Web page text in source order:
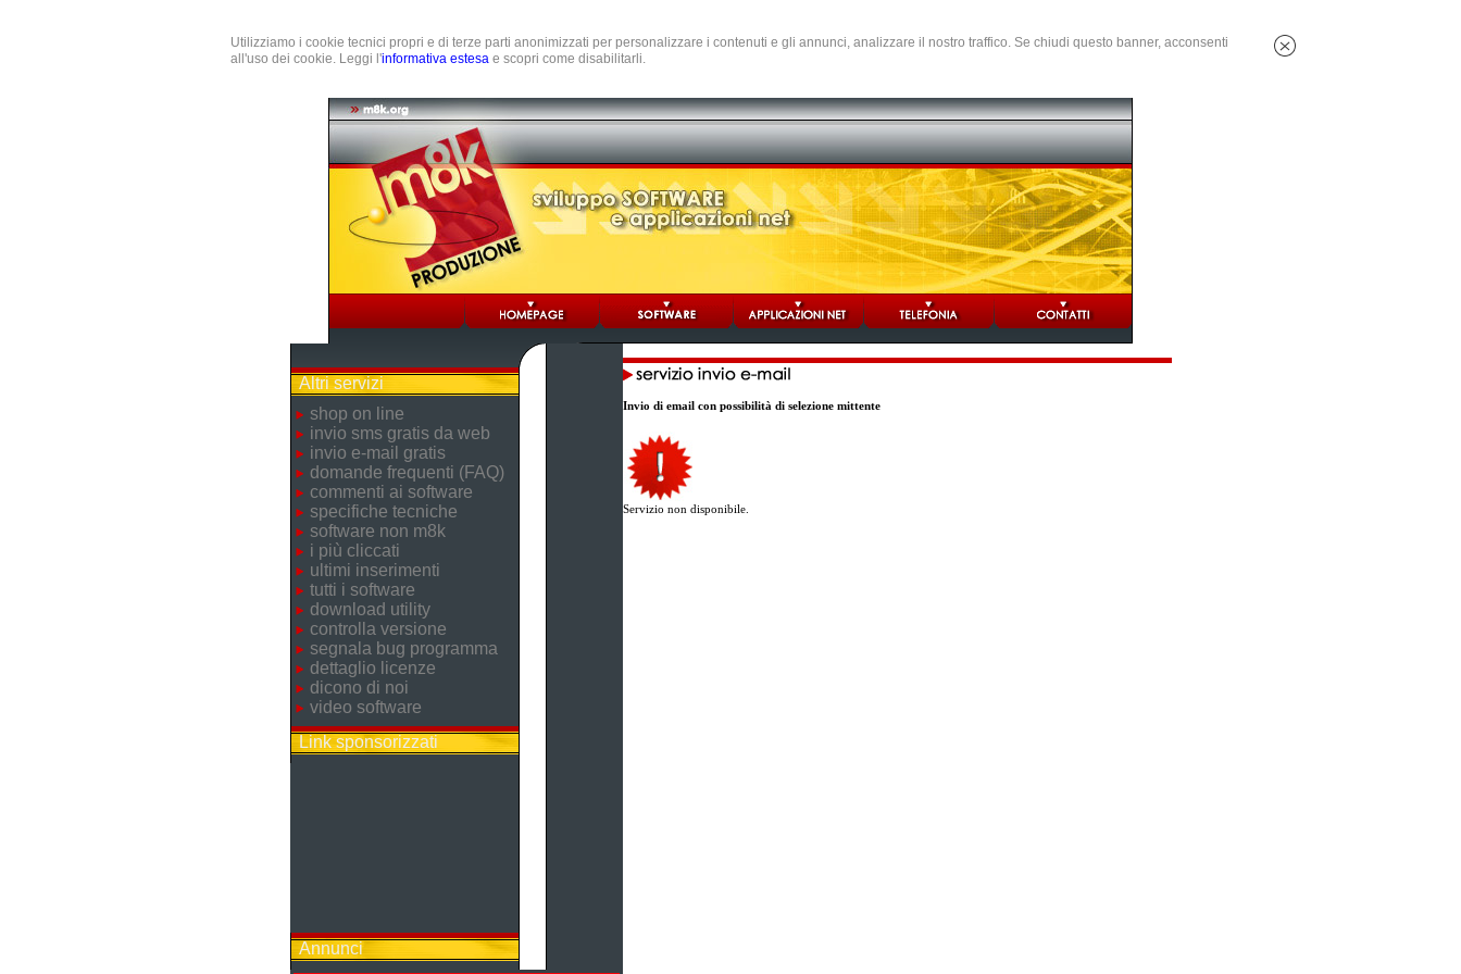
Utilizziamo i cookie tecnici propri e di terze parti anonimizzati per personalizzare i contenuti e gli annunci, analizzare il nostro traffico. Se chiudi questo banner, acconsenti
all'uso dei cookie. Leggi l'informativa estesa e scopri come disabilitarli.
Altri servizi
shop on line
invio sms gratis da web
invio e-mail gratis
domande frequenti (FAQ)
commenti ai software
specifiche tecniche
software non m8k
i più cliccati
ultimi inserimenti
tutti i software
download utility
controlla versione
segnala bug programma
dettaglio licenze
dicono di noi
video software
Link sponsorizzati
Annunci
Invio di email con possibilità di selezione mittente
Servizio non disponibile.